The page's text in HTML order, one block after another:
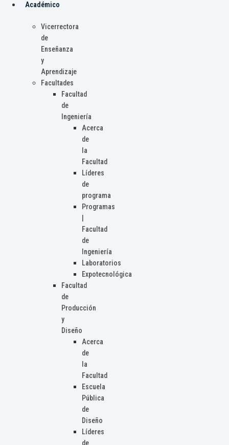
Académico
Vicerrectora
de
Enseñanza
y
Aprendizaje
Facultades
Facultad
de
Ingeniería
Acerca
de
la
Facultad
Líderes
de
programa
Programas
Facultad
de
Ingeniería
Laboratorios
Expotecnológica
Facultad
de
Producción
y
Diseño
Acerca
de
la
Facultad
Escuela
Pública
de
Diseño
Líderes
de